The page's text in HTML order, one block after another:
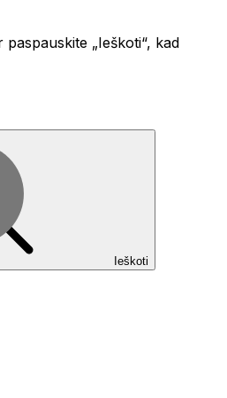
„Ieškoti“, kad
Ieškoti